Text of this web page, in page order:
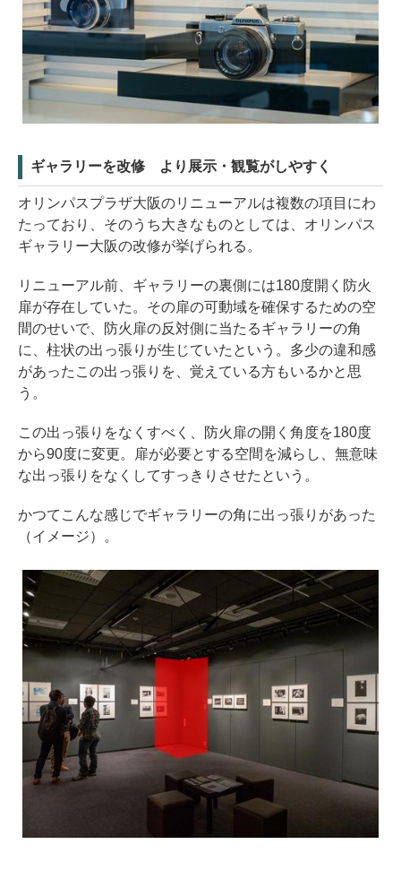
ギャラリーを改修 より展示・観覧がしやすく
オリンパスプラザ大阪のリニューアルは複数の項目にわ
たっており、そのうち大きなものとしては、オリンパス
ギャラリー大阪の改修が挙げられる。
リニューアル前、ギャラリーの裏側には180度開く防火
扉が存在していた。その扉の可動域を確保するための空
間のせいで、防火扉の反対側に当たるギャラリーの角
に、柱状の出っ張りが生じていたという。多少の違和感
があったこの出っ張りを、覚えている方もいるかと思
う。
この出っ張りをなくすべく、防火扉の開く角度を180度
から90度に変更。扉が必要とする空間を減らし、無意味
な出っ張りをなくしてすっきりさせたという。
かつてこんな感じでギャラリーの角に出っ張りがあった
（イメージ）。